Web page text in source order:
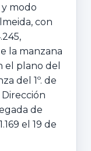
modo
con
la manzana
el plano del
del 1º. de
de
el 19 de